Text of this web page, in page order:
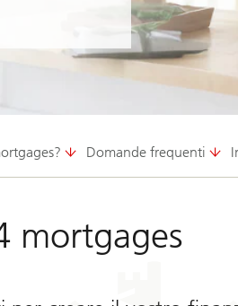
Domande frequenti
mortgages